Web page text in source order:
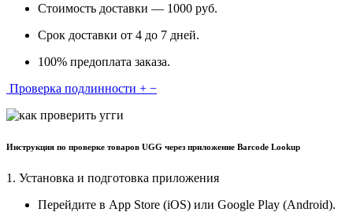
Стоимость доставки — 1000 руб.
Срок доставки от 4 до 7 дней.
100% предоплата заказа.
Проверка подлинности + −
Инструкция по проверке товаров UGG через приложение Barcode Lookup
1. Установка и подготовка приложения
Перейдите в App Store (iOS) или Google Play (Android).